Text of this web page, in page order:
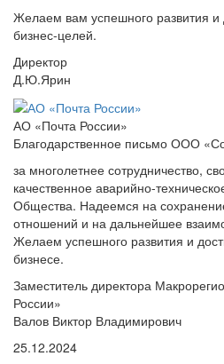
Желаем вам успешного развития и
бизнес-целей.
Директор
Д.Ю.Ярин
АО «Почта России»
Благодарственное письмо ООО
за многолетнее сотрудничество,
качественное аварийно-
Общества. Надеемся на
отношений и на дальнейшее
Желаем успешного развития и
бизнесе.
Заместитель директора
России»
Валов Виктор Владимирович
25.12.2024